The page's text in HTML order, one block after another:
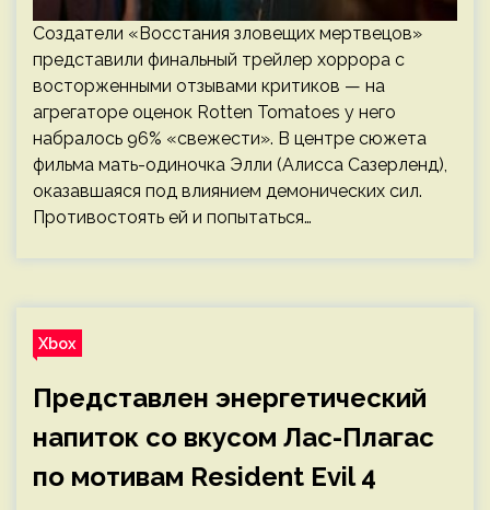
Создатели «Восстания зловещих мертвецов»
представили финальный трейлер хоррора с
восторженными отзывами критиков — на
агрегаторе оценок Rotten Tomatoes у него
набралось 96% «свежести». В центре сюжета
фильма мать-одиночка Элли (Алисса Сазерленд),
оказавшаяся под влиянием демонических сил.
Противостоять ей и попытаться…
Xbox
Представлен энергетический
напиток со вкусом Лас-Плагас
по мотивам Resident Evil 4